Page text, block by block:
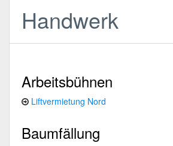
Handwerk
Arbeitsbühnen
Liftvermietung Nord
Baumfällung